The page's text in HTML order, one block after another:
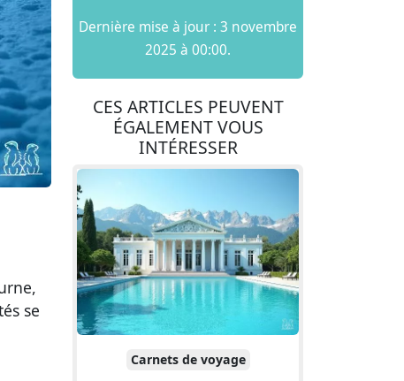
se
Dernière mise à jour : 3 novembre
2025 à 00:00.
CES ARTICLES PEUVENT
ÉGALEMENT VOUS
INTÉRESSER
Carnets de voyage